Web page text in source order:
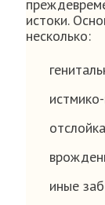
истоки.
несколько:
иные